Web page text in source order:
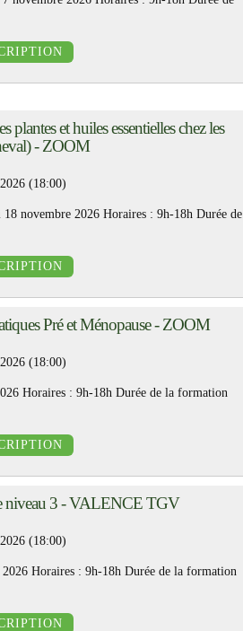
plantes et huiles essentielles chez les
- ZOOM
(18:00)
novembre 2026 Horaires : 9h-18h Durée de
Pré et Ménopause - ZOOM
(18:00)
Horaires : 9h-18h Durée de la formation
niveau 3 - VALENCE TGV
(18:00)
Horaires : 9h-18h Durée de la formation